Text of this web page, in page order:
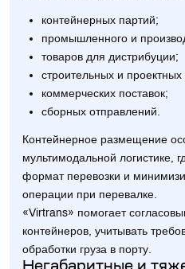
контейнерных партий;
промышленного и
товаров для дистрибуции;
строительных и проектных
коммерческих поставок;
сборных отправлений.
Контейнерное размещение
мультимодальной логистике,
формат перевозки и
операции при перевалке.
«Virtrans» помогает
контейнеров, учитывать
обработки груза в порту.